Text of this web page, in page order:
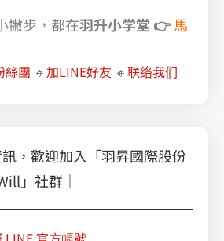
撇步，都在羽升小学堂 👉馬
絲團 🔸加LINE好友 🔸联络我们
，歡迎加入「羽昇國際股份
」社群｜